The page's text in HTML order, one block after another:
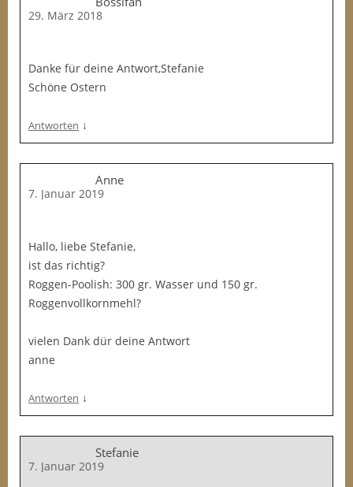
29. März 2018
Danke für deine Antwort,Stefanie
Schöne Ostern
Antworten ↓
Anne
7. Januar 2019
Hallo, liebe Stefanie,
ist das richtig?
Roggen-Poolish: 300 gr. Wasser und 150 gr.
Roggenvollkornmehl?
vielen Dank dür deine Antwort
anne
Antworten ↓
Stefanie
7. Januar 2019